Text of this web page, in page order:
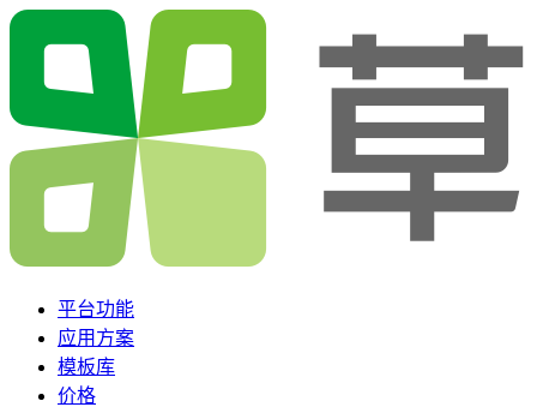
平台功能
应用方案
模板库
价格